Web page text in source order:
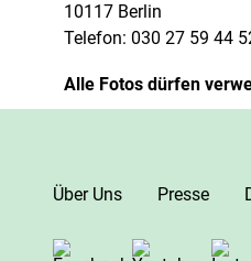
10117 Berlin
Telefon: 030 27 59 44
Alle Fotos dürfen
Über Uns Presse